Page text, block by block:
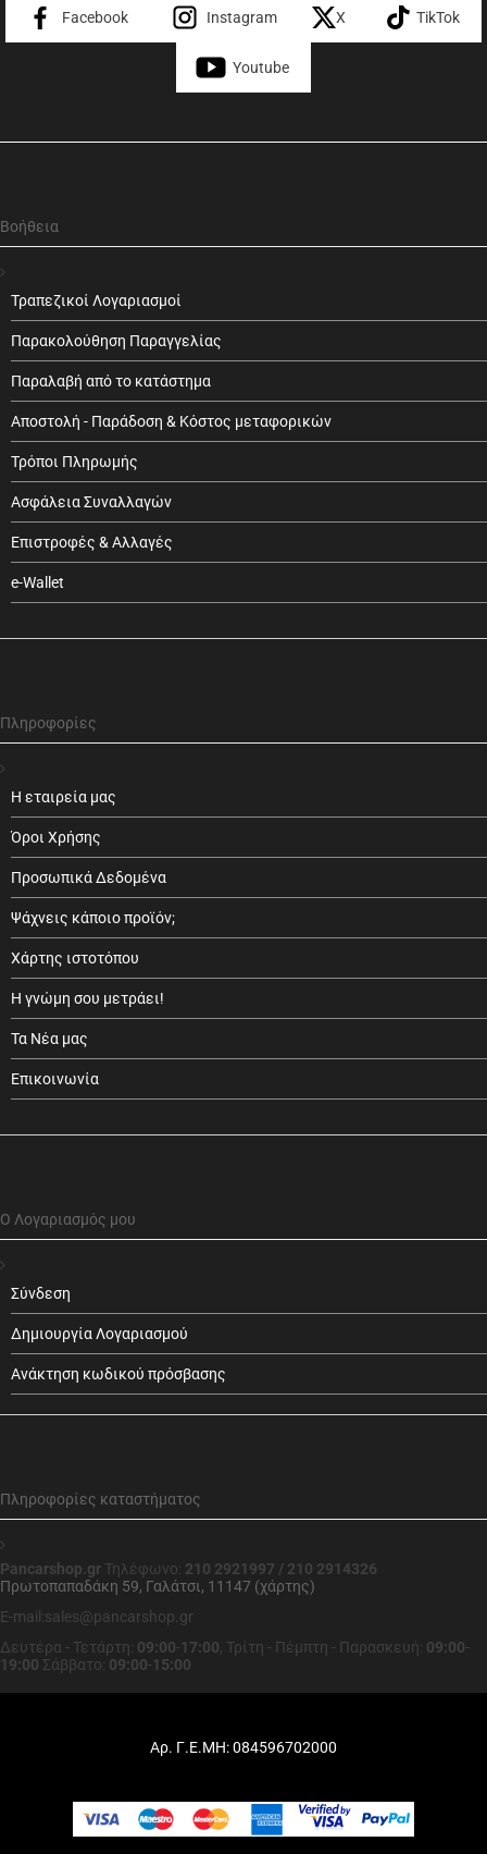
Facebook Instagram X TikTok
Youtube
Βοήθεια
Τραπεζικοί Λογαριασμοί
Παρακολούθηση Παραγγελίας
Παραλαβή από το κατάστημα
Αποστολή - Παράδοση & Κόστος μεταφορικών
Τρόποι Πληρωμής
Ασφάλεια Συναλλαγών
Επιστροφές & Αλλαγές
e-Wallet
Πληροφορίες
Η εταιρεία μας
Όροι Χρήσης
Προσωπικά Δεδομένα
Ψάχνεις κάποιο προϊόν;
Χάρτης ιστοτόπου
Η γνώμη σου μετράει!
Τα Νέα μας
Επικοινωνία
Ο Λογαριασμός μου
Σύνδεση
Δημιουργία Λογαριασμού
Ανάκτηση κωδικού πρόσβασης
Πληροφορίες καταστήματος
Pancarshop.gr Τηλέφωνο: 210 2921997 / 210 2914326
Πρωτοπαπαδάκη 59, Γαλάτσι, 11147 (χάρτης)
E-mail:sales@pancarshop.gr
Δευτέρα - Τετάρτη: 09:00-17:00, Τρίτη - Πέμπτη - Παρασκευή: 09:00-
19:00 Σάββατο: 09:00-15:00
Αρ. Γ.Ε.ΜΗ: 084596702000